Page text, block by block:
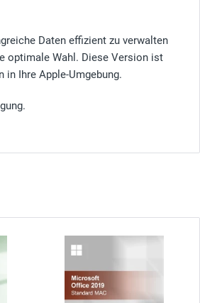
Daten effizient zu verwalten
optimale Wahl. Diese Version ist
Ihre Apple-Umgebung.